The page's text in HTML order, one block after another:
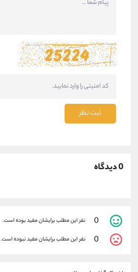
ثبت نظر
0 دیدگاه
0 نفر این مطلب برایشان مفید بوده است.
0 نفر این مطلب برایشان مفید نبوده است.